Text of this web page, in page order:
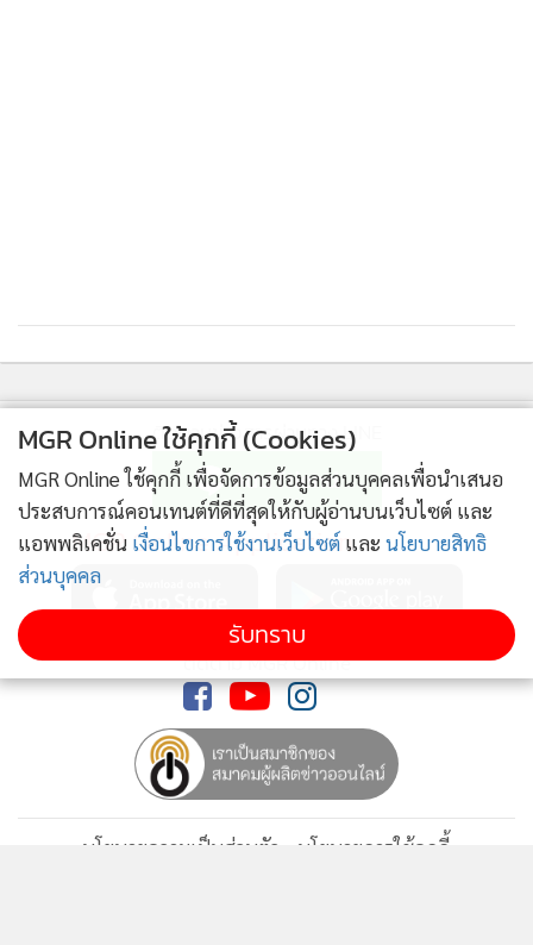
ติดตามข่าวสารผ่านทาง LINE
MGR Online Application
ติดตาม MGR Online
นโยบายความเป็นส่วนตัว
นโยบายการใช้คุกกี้
MGR Online ใช้คุกกี้ (Cookies)
MGR Online ใช้คุกกี้ เพื่อจัดการข้อมูลส่วนบุคคลเพื่อนำเสนอ
ประสบการณ์คอนเทนต์ที่ดีที่สุดให้กับผู้อ่านบนเว็บไซต์ และ
แอพพลิเคชั่น เงื่อนไขการใช้งานเว็บไซต์ และ นโยบายสิทธิ
ส่วนบุคคล
รับทราบ